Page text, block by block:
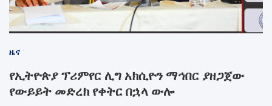
ዜና
የኢትዮጵያ ፕሪምየር ሊግ አክሲዮን ማኅበር ያዘጋጀው
የውይይት መድረክ የቀትር በኋላ ውሎ